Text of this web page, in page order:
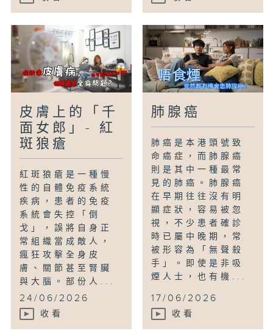
皮膚上的「千
面女郎」- 紅
斑狼瘡
紅斑狼瘡是一種慢
性的自體免疫系統
疾病，患者的免疫
系統會失控「倒
戈」，誤將自身正
常組織當成敵人，
瘋狂攻擊全身皮
膚、關節甚至腎臟
與大腦。部份人...
24/06/2026
收看
肺腺癌
肺癌是本港頭號致
命癌症，而肺腺癌
則是其中一種最常
見的肺癌。肺腺癌
在早期往往沒有明
顯症狀，容易被忽
視，不少患者確診
時已屬中晚期，常
被形容為「無聲殺
手」。即使是非吸
煙人士，也有機...
17/06/2026
收看